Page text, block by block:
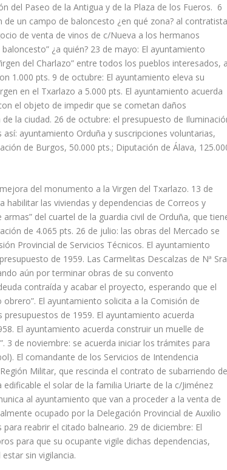
del Paseo de la Antigua y de la Plaza de los Fueros. 6
un campo de baloncesto ¿en qué zona? al contratista
de venta de vinos de c/Nueva a los hermanos
¿a quién? 23 de mayo: El ayuntamiento
del Charlazo” entre todos los pueblos interesados, a
1.000 pts. 9 de octubre: El ayuntamiento eleva su
en el Txarlazo a 5.000 pts. El ayuntamiento acuerda
el objeto de impedir que se cometan daños
la ciudad. 26 de octubre: el presupuesto de
ayuntamiento Orduña y suscripciones voluntarias,
de Burgos, 50.000 pts.; Diputación de Álava,
del monumento a la Virgen del Txarlazo. 13 de
las viviendas y dependencias de Correos y
del cuartel de la guardia civil de Orduña, que
de 4.065 pts. 26 de julio: las obras del Mercado se
Provincial de Servicios Técnicos. El ayuntamiento
de 1959. Las Carmelitas Descalzas de Nª
aún por terminar obras de su convento
contraída y acabar el proyecto, esperando que el
El ayuntamiento solicita a la Comisión de
de 1959. El ayuntamiento acuerda
El ayuntamiento acuerda construir un muelle de
3 de noviembre: se acuerda iniciar los trámites para
El comandante de los Servicios de Intendencia
Militar, que rescinda el contrato de subarriendo
el solar de la familia Uriarte de la c/Jiménez
al ayuntamiento que van a proceder a la venta de
ocupado por la Delegación Provincial de Auxilio
reabrir el citado balneario. 29 de diciembre: El
para que su ocupante vigile dichas dependencias,
sin vigilancia.